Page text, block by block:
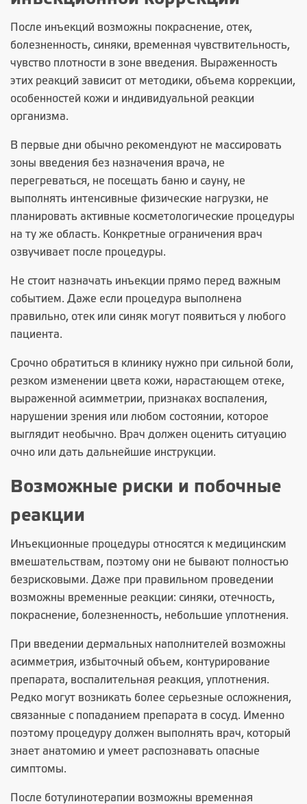
После инъекций возможны покраснение, отек,
болезненность, синяки, временная чувствительность,
чувство плотности в зоне введения. Выраженность
этих реакций зависит от методики, объема коррекции,
особенностей кожи и индивидуальной реакции
организма.
В первые дни обычно рекомендуют не массировать
зоны введения без назначения врача, не
перегреваться, не посещать баню и сауну, не
выполнять интенсивные физические нагрузки, не
планировать активные косметологические процедуры
на ту же область. Конкретные ограничения врач
озвучивает после процедуры.
Не стоит назначать инъекции прямо перед важным
событием. Даже если процедура выполнена
правильно, отек или синяк могут появиться у любого
пациента.
Срочно обратиться в клинику нужно при сильной боли,
резком изменении цвета кожи, нарастающем отеке,
выраженной асимметрии, признаках воспаления,
нарушении зрения или любом состоянии, которое
выглядит необычно. Врач должен оценить ситуацию
очно или дать дальнейшие инструкции.
Возможные риски и побочные
реакции
Инъекционные процедуры относятся к медицинским
вмешательствам, поэтому они не бывают полностью
безрисковыми. Даже при правильном проведении
возможны временные реакции: синяки, отечность,
покраснение, болезненность, небольшие уплотнения.
При введении дермальных наполнителей возможны
асимметрия, избыточный объем, контурирование
препарата, воспалительная реакция, уплотнения.
Редко могут возникать более серьезные осложнения,
связанные с попаданием препарата в сосуд. Именно
поэтому процедуру должен выполнять врач, который
знает анатомию и умеет распознавать опасные
симптомы.
После ботулинотерапии возможны временная